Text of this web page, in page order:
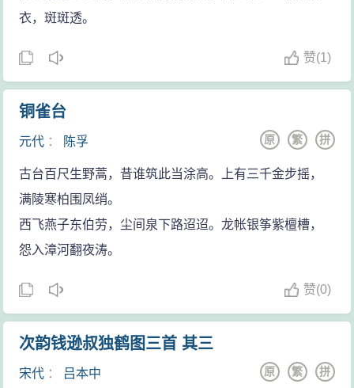
衣，斑斑透。
赞(1)
铜雀台
元代 ： 陈孚 拼
繁
原
古台百尺生野蒿，昔谁筑此当涂高。上有三千金步摇，
满陵寒柏围凤绡。
西飞燕子东伯劳，尘间泉下路迢迢。龙帐银筝紫檀槽，
怨入漳河翻夜涛。
赞(0)
次韵钱逊叔独鹤图三首 其三
宋代 ： 吕本中 拼
繁
原